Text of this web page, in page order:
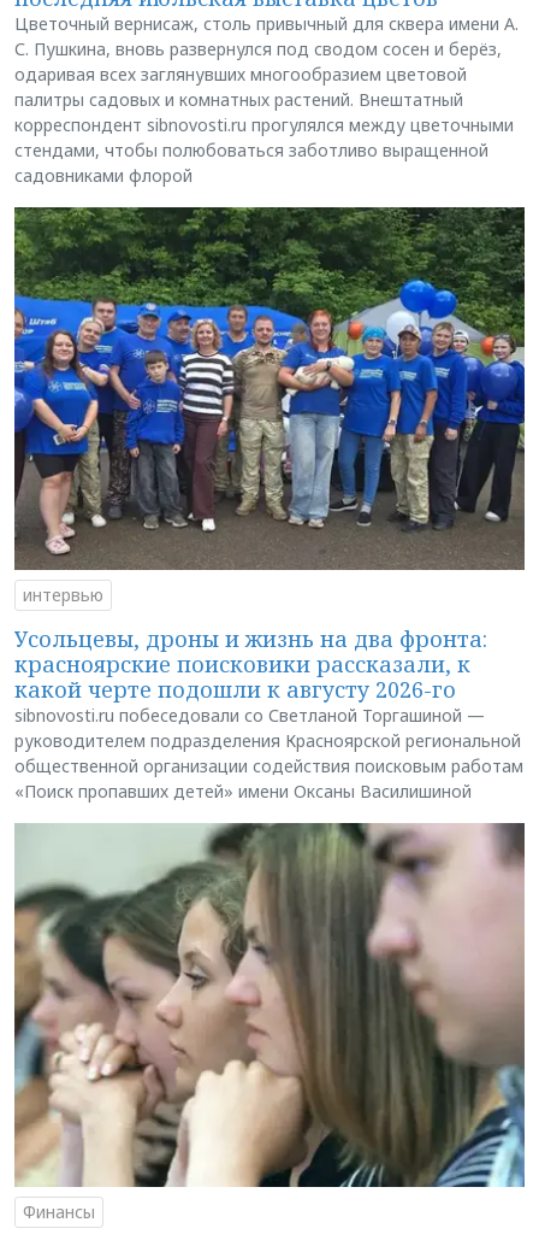
Цветочный вернисаж, столь привычный для сквера имени А.
С. Пушкина, вновь развернулся под сводом сосен и берёз,
одаривая всех заглянувших многообразием цветовой
палитры садовых и комнатных растений. Внештатный
корреспондент sibnovosti.ru прогулялся между цветочными
стендами, чтобы полюбоваться заботливо выращенной
садовниками флорой
интервью
Усольцевы, дроны и жизнь на два фронта:
красноярские поисковики рассказали, к
какой черте подошли к августу 2026-го
sibnovosti.ru побеседовали со Светланой Торгашиной —
руководителем подразделения Красноярской региональной
общественной организации содействия поисковым работам
«Поиск пропавших детей» имени Оксаны Василишиной
Финансы